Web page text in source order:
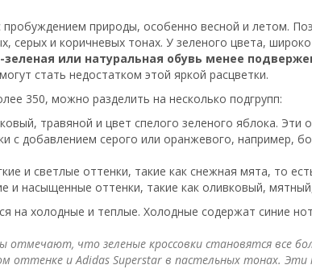
пробуждением природы, особенно весной и летом.
серых и коричневых тонах. У зеленого цвета,
или натуральная обувь менее
стать недостатком этой яркой расцветки.
350, можно разделить на несколько подгрупп:
травяной и цвет спелого зеленого яблока. Эти
с добавлением серого или оранжевого,
и светлые оттенки, такие как снежная мята, то
и насыщенные оттенки, такие как оливковый,
на холодные и теплые. Холодные содержат синие
отмечают, что зеленые кроссовки становятся все
оттенке и Adidas Superstar в пастельных тонах. Эти